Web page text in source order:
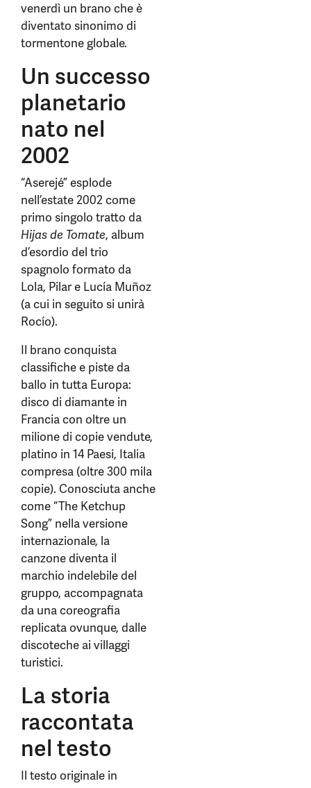
venerdì un brano che è
diventato sinonimo di
tormentone globale.
Un successo
planetario
nato nel
2002
“Aserejé” esplode
nell’estate 2002 come
primo singolo tratto da
Hijas de Tomate, album
d’esordio del trio
spagnolo formato da
Lola, Pilar e Lucía Muñoz
(a cui in seguito si unirà
Rocío).
Il brano conquista
classifiche e piste da
ballo in tutta Europa:
disco di diamante in
Francia con oltre un
milione di copie vendute,
platino in 14 Paesi, Italia
compresa (oltre 300 mila
copie). Conosciuta anche
come “The Ketchup
Song” nella versione
internazionale, la
canzone diventa il
marchio indelebile del
gruppo, accompagnata
da una coreografia
replicata ovunque, dalle
discoteche ai villaggi
turistici.
La storia
raccontata
nel testo
Il testo originale in